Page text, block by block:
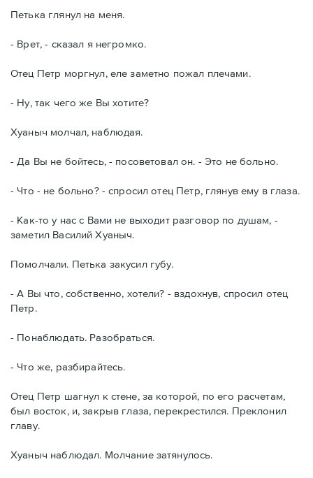
Петька глянул на меня.
- Врет, - сказал я негромко.
Отец Петр моргнул, еле заметно пожал плечами.
- Ну, так чего же Вы хотите?
Хуаныч молчал, наблюдая.
- Да Вы не бойтесь, - посоветовал он. - Это не больно.
- Что - не больно? - спросил отец Петр, глянув ему в глаза.
- Как-то у нас с Вами не выходит разговор по душам, -
заметил Василий Хуаныч.
Помолчали. Петька закусил губу.
- А Вы что, собственно, хотели? - вздохнув, спросил отец
Петр.
- Понаблюдать. Разобраться.
- Что же, разбирайтесь.
Отец Петр шагнул к стене, за которой, по его расчетам,
был восток, и, закрыв глаза, перекрестился. Преклонил
главу.
Хуаныч наблюдал. Молчание затянулось.